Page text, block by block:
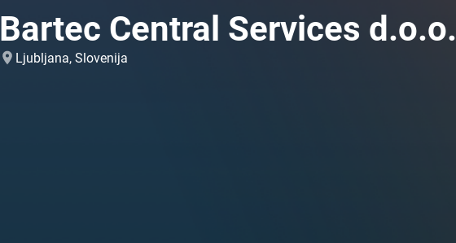
Bartec Central Services d.o.o.
Ljubljana, Slovenija